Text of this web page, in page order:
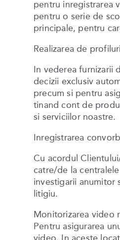
pentru inregistrarea
pentru o serie de
principale, pentru
Realizarea de
In vederea furnizarii
decizii exclusiv
precum si pentru
tinand cont de
si serviciilor noastre.
Inregistrarea
Cu acordul
catre/de la
investigarii anumitor
litigiu.
Monitorizarea video
Pentru asigurarea